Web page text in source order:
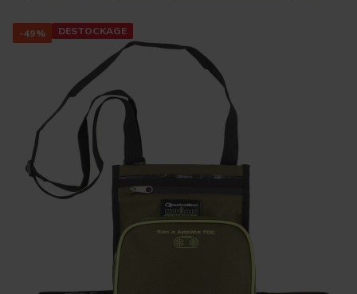
-49% DESTOCKAGE